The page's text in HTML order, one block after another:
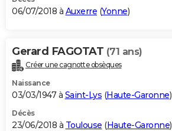
06/07/2018 à Auxerre (Yonne)
Gerard FAGOTAT (71 ans)
Créer une cagnotte obsèques
Naissance
03/03/1947 à Saint-Lys (Haute-Garonne)
Décès
23/06/2018 à Toulouse (Haute-Garonne)